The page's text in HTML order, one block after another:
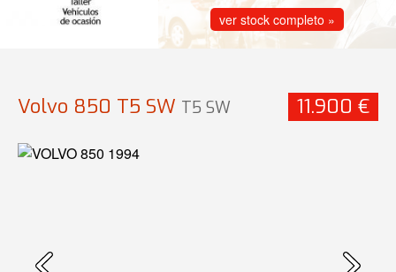
ver stock completo »
Volvo 850 T5 SW T5 SW 11.900 €